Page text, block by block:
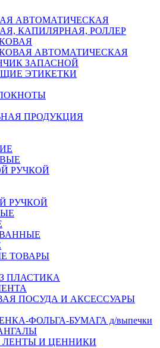
АВТОМАТИЧЕСКАЯ
КАПИЛЯРНАЯ, РОЛЛЕР
АВТОМАТИЧЕСКАЯ
ЗАПАСНОЙ
ЭТИКЕТКИ
ПРОДУКЦИЯ
РУЧКОЙ
РУЧКОЙ
ТОВАРЫ
ПЛАСТИКА
ПОСУДА И АКСЕССУАРЫ
ФОЛЬГА-БУМАГА д/выпечки
И ЦЕННИКИ